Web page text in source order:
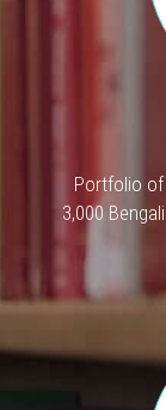
Portfolio of
3,000